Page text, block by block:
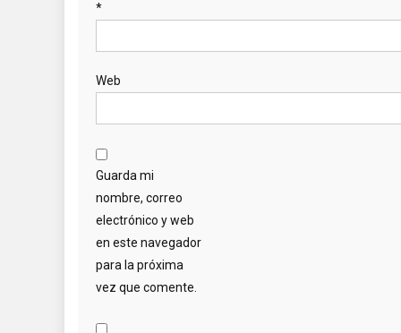
*
Web
Guarda mi
nombre, correo
electrónico y web
en este navegador
para la próxima
vez que comente.